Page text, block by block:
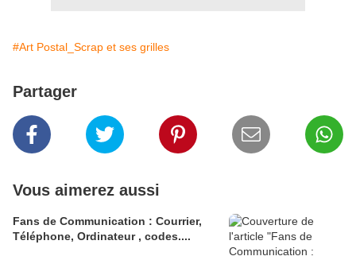
#Art Postal_Scrap et ses grilles
Partager
Vous aimerez aussi
Fans de Communication : Courrier,
Téléphone, Ordinateur , codes....